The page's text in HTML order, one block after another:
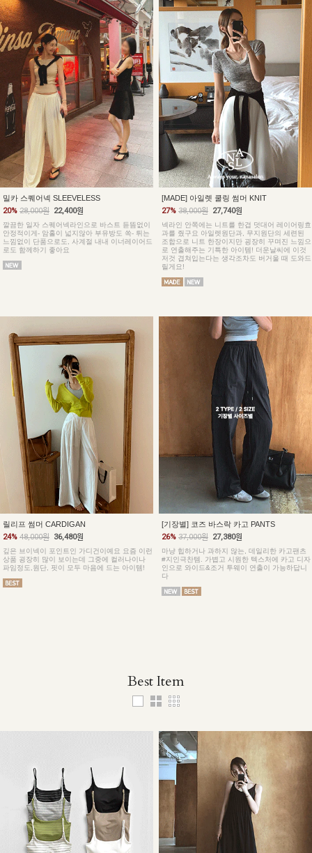
밀카 스퀘어넥 SLEEVELESS
20% 28,000원 22,400원
깔끔한 일자 스퀘어넥라인으로 바스트 듣뜸없이
안정적이게- 암홀이 넓지않아 부유방도 쏙- 튀는
느낌없이 단품으로도, 사계절 내내 이너레이어드
로도 함께하기 좋아요
[MADE] 아일렛 쿨링 썸머 KNIT
27% 38,000원 27,740원
넥라인 안쪽에는 니트를 한겹 덧대어 레이어링효
과를 줬구요 아일렛원단과, 무지원단의 세련된
조합으로 니트 한장이지만 굉장히 꾸며진 느낌으
로 연출해주는 기특한 아이템! 더운날씨에 이것
저것 겹쳐입는다는 생각조차도 버거울 때 도와드
릴게요!
릴리프 썸머 CARDIGAN
24% 48,000원 36,480원
깊은 브이넥이 포인트인 가디건이예요 요즘 이런
상품 굉장히 많이 보이는데 그중에 컬러나이나
파임정도,원단, 핏이 모두 마음에 드는 아이템!
[기장별] 코즈 바스락 카고 PANTS
26% 37,000원 27,380원
마냥 힙하거나 과하지 않는, 데일리한 카고팬츠
#지인극찬템. 가볍고 시원한 텍스처에 카고 디자
인으로 와이드&조거 투웨이 연출이 가능하답니
다
Best Item